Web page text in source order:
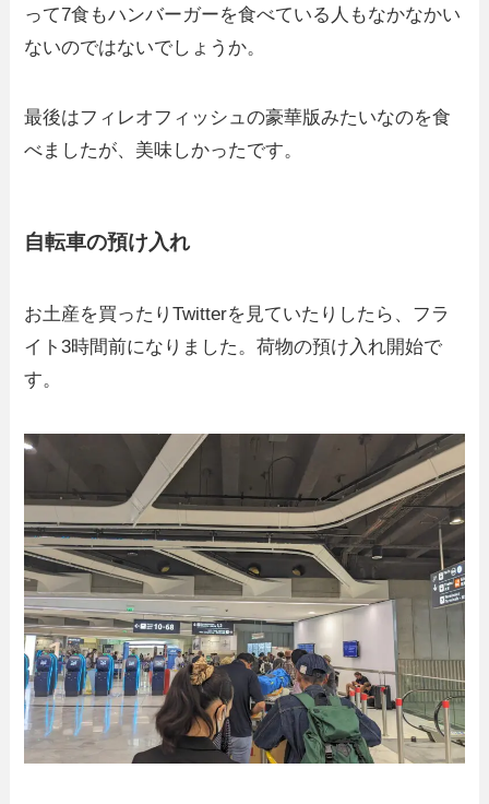
って7食もハンバーガーを食べている人もなかなかい
ないのではないでしょうか。
最後はフィレオフィッシュの豪華版みたいなのを食
べましたが、美味しかったです。
自転車の預け入れ
お土産を買ったりTwitterを見ていたりしたら、フラ
イト3時間前になりました。荷物の預け入れ開始で
す。